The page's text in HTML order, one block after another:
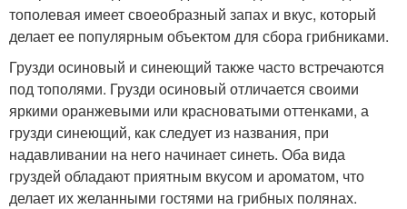
тополевая имеет своеобразный запах и вкус, который
делает ее популярным объектом для сбора грибниками.
Грузди осиновый и синеющий также часто встречаются
под тополями. Грузди осиновый отличается своими
яркими оранжевыми или красноватыми оттенками, а
грузди синеющий, как следует из названия, при
надавливании на него начинает синеть. Оба вида
груздей обладают приятным вкусом и ароматом, что
делает их желанными гостями на грибных полянах.